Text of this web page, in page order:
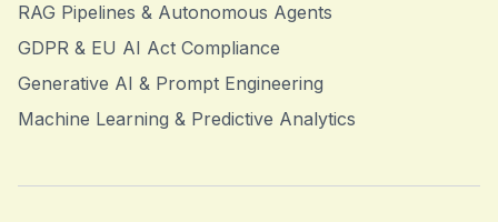
RAG Pipelines & Autonomous Agents
GDPR & EU AI Act Compliance
Generative AI & Prompt Engineering
Machine Learning & Predictive Analytics